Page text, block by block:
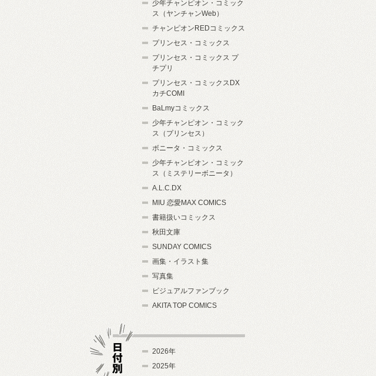
少年チャンピオン・コミック
ス（ヤンチャンWeb）
チャンピオンREDコミックス
プリンセス・コミックス
プリンセス・コミックス プ
チプリ
プリンセス・コミックスDX
カチCOMI
BaLmyコミックス
少年チャンピオン・コミック
ス（プリンセス）
ボニータ・コミックス
少年チャンピオン・コミック
ス（ミステリーボニータ）
A.L.C.DX
MIU 恋愛MAX COMICS
書籍扱いコミックス
秋田文庫
SUNDAY COMICS
画集・イラスト集
写真集
ビジュアルファンブック
AKITA TOP COMICS
2026年
2025年